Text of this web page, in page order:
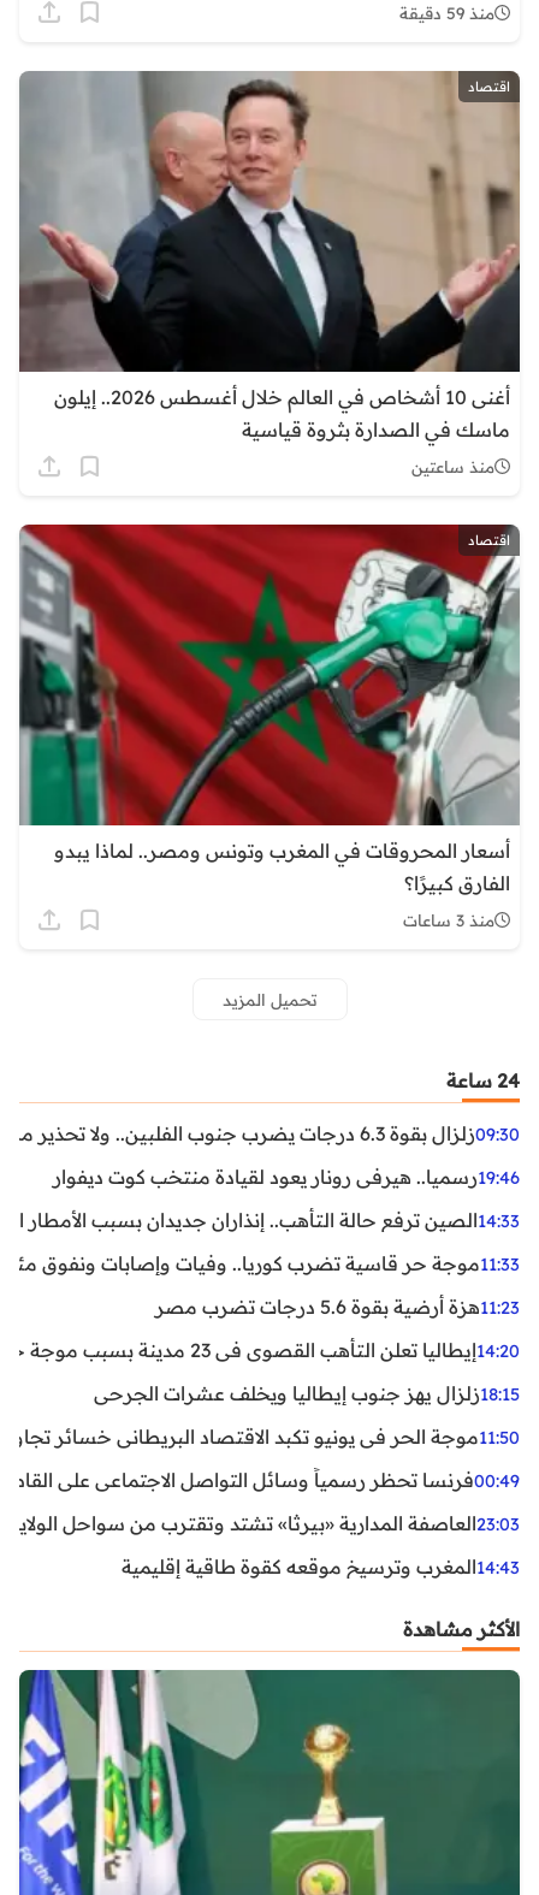
منذ 59 دقيقة
اقتصاد
أغنى 10 أشخاص في العالم خلال أغسطس 2026.. إيلون
ماسك في الصدارة بثروة قياسية
منذ ساعتين
اقتصاد
أسعار المحروقات في المغرب وتونس ومصر.. لماذا يبدو
الفارق كبيرًا؟
منذ 3 ساعات
تحميل المزيد
24 ساعة
09:30زلزال بقوة 6.3 درجات يضرب جنوب الفلبين.. ولا تحذير من تسونامي حتى الآن
19:46رسميا.. هيرفي رونار يعود لقيادة منتخب كوت ديفوار
14:33الصين ترفع حالة التأهب.. إنذاران جديدان بسبب الأمطار
11:33موجة حر قاسية تضرب كوريا.. وفيات وإصابات ونفوق مئات
11:23هزة أرضية بقوة 5.6 درجات تضرب مصر
14:20إيطاليا تعلن التأهب القصوى في 23 مدينة بسبب موجة حر شديدة
18:15زلزال يهز جنوب إيطاليا ويخلف عشرات الجرحى
11:50موجة الحر في يونيو تكبد الاقتصاد البريطاني خسائر تجاوزت 1.5 مليار
00:49فرنسا تحظر رسمياً وسائل التواصل الاجتماعي على القاصرين
23:03العاصفة المدارية «بيرثا» تشتد وتقترب من سواحل
14:43المغرب وترسيخ موقعه كقوة طاقية إقليمية
الأكثر مشاهدة